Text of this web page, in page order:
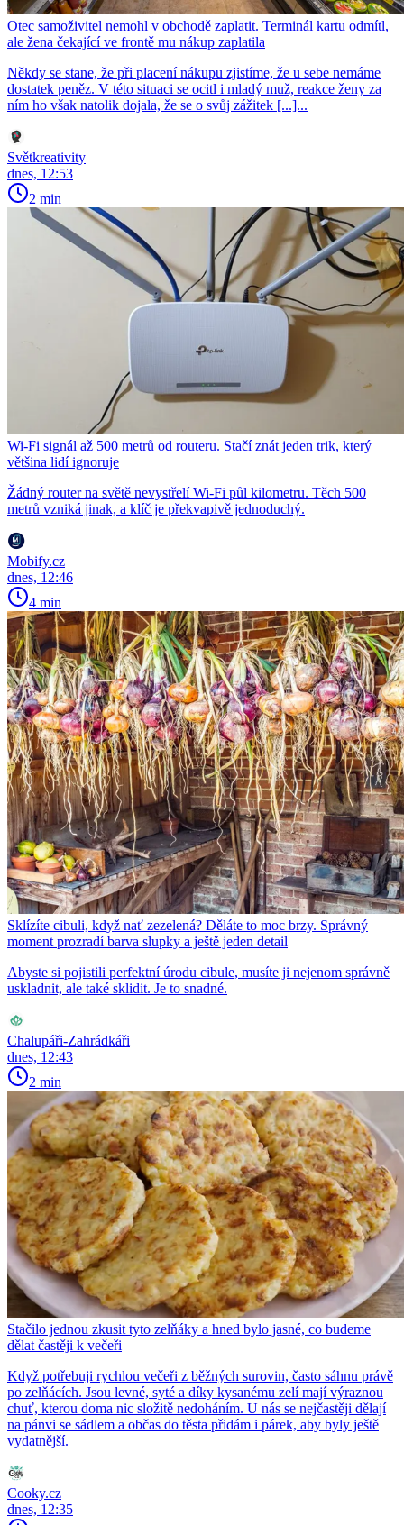
Otec samoživitel nemohl v obchodě zaplatit. Terminál kartu odmítl,
ale žena čekající ve frontě mu nákup zaplatila
Někdy se stane, že při placení nákupu zjistíme, že u sebe nemáme
dostatek peněz. V této situaci se ocitl i mladý muž, reakce ženy za
ním ho však natolik dojala, že se o svůj zážitek [...]...
Světkreativity
dnes, 12:53
2 min
Wi-Fi signál až 500 metrů od routeru. Stačí znát jeden trik, který
většina lidí ignoruje
Žádný router na světě nevystřelí Wi-Fi půl kilometru. Těch 500
metrů vzniká jinak, a klíč je překvapivě jednoduchý.
Mobify.cz
dnes, 12:46
4 min
Sklízíte cibuli, když nať zezelená? Děláte to moc brzy. Správný
moment prozradí barva slupky a ještě jeden detail
Abyste si pojistili perfektní úrodu cibule, musíte ji nejenom správně
uskladnit, ale také sklidit. Je to snadné.
Chalupáři-Zahrádkáři
dnes, 12:43
2 min
Stačilo jednou zkusit tyto zelňáky a hned bylo jasné, co budeme
dělat častěji k večeři
Když potřebuji rychlou večeři z běžných surovin, často sáhnu právě
po zelňácích. Jsou levné, syté a díky kysanému zelí mají výraznou
chuť, kterou doma nic složitě nedoháním. U nás se nejčastěji dělají
na pánvi se sádlem a občas do těsta přidám i párek, aby byly ještě
vydatnější.
Cooky.cz
dnes, 12:35